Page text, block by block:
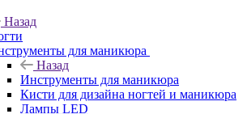
Назад
для маникюра
Назад
Инструменты для маникюра
Кисти для дизайна ногтей и маникюра
Лампы LED